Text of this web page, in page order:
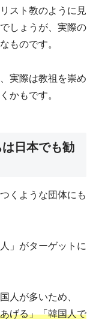
スト教のように見
しょうが、実際の
ものです。
実際は教祖を崇め
かもです。
日本でも勧
くような団体にも
」がターゲットに
人が多いため、
げる」「韓国人で